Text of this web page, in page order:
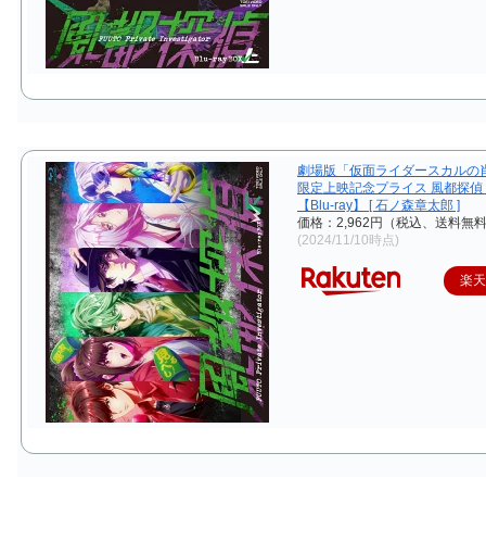
劇場版「仮面ライダースカルの
限定上映記念プライス 風都探偵
【Blu-ray】 [ 石ノ森章太郎 ]
価格：2,962円（税込、送料無
(2024/11/10時点)
楽